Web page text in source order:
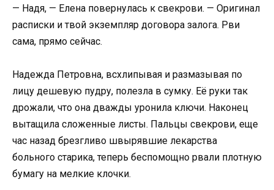
— Надя, — Елена повернулась к свекрови. — Оригинал
расписки и твой экземпляр договора залога. Рви
сама, прямо сейчас.
Надежда Петровна, всхлипывая и размазывая по
лицу дешевую пудру, полезла в сумку. Её руки так
дрожали, что она дважды уронила ключи. Наконец
вытащила сложенные листы. Пальцы свекрови, еще
час назад брезгливо швырявшие лекарства
больного старика, теперь беспомощно рвали плотную
бумагу на мелкие клочки.